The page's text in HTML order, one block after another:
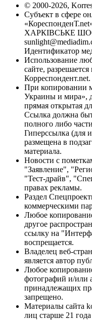
© 2000-2026,
Субъект в сфере
ХАРКІВСЬКЕ
Идентификатор
Использование
сайте,
Корреспондент.net.
При копировании
Украины и мира»,
прямая открытая
Ссылка должна
полного либо
Гиперссылка (для
размещена в
материала.
Новости с
"Заявление",
"Тест-драйв",
правах рекламы.
Раздел
коммерческими
Любое
другое
ссылку на
воспрещается.
Владелец веб-
является автор
Любое
фотографий и/или
принадлежащих
запрещено.
Материалы сайта
лиц старше 21